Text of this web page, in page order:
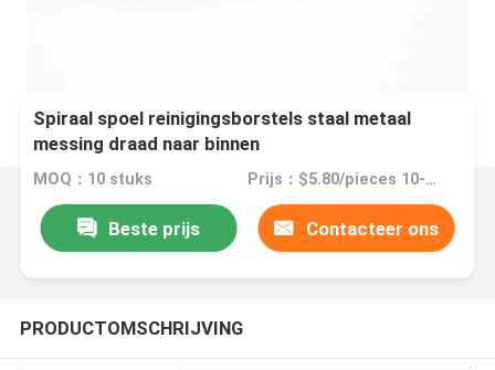
Spiraal spoel reinigingsborstels staal metaal
messing draad naar binnen
MOQ：10 stuks Prijs：$5.80/pieces 10-199 pieces
Beste prijs Contacteer ons
PRODUCTOMSCHRIJVING